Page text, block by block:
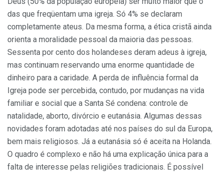
das que freqüentam uma igreja. Só 4% se declaram
completamente ateus. Da mesma forma, a ética cristã ainda
orienta a moralidade pessoal da maioria das pessoas.
Sessenta por cento dos holandeses deram adeus à igreja,
mas continuam reservando uma enorme quantidade de
dinheiro para a caridade. A perda de influência formal da
Igreja pode ser percebida, contudo, por mudanças na vida
familiar e social que a Santa Sé condena: controle de
natalidade, aborto, divórcio e eutanásia. Algumas dessas
novidades foram adotadas até nos países do sul da Europa,
bem mais religiosos. Já a eutanásia só é aceita na Holanda.
O quadro é complexo e não há uma explicação única para a
falta de interesse pelas religiões tradicionais. É possível